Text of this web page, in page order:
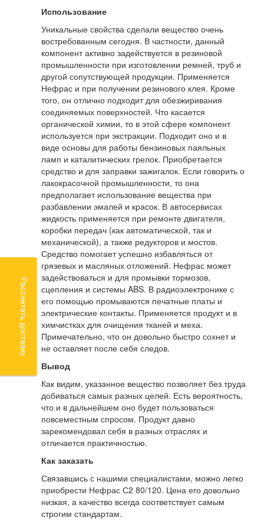
Использование
Уникальные свойства сделали вещество очень
востребованным сегодня. В частности, данный
компонент активно задействуется в резиновой
промышленности при изготовлении ремней, труб и
другой сопутствующей продукции. Применяется
Нефрас и при получении резинового клея. Кроме
того, он отлично подходит для обезжиривания
соединяемых поверхностей. Что касается
органической химии, то в этой сфере компонент
используется при экстракции. Подходит оно и в
виде основы для работы бензиновых паяльных
ламп и каталитических грелок. Приобретается
средство и для заправки зажигалок. Если говорить о
лакокрасочной промышленности, то она
предполагает использование вещества при
разбавлении эмалей и красок. В автосервисах
жидкость применяется при ремонте двигателя,
коробки передач (как автоматической, так и
механической), а также редукторов и мостов.
Средство помогает успешно избавляться от
грязевых и масляных отложений. Нефрас может
задействоваться и для промывки тормозов,
сцепления и системы ABS. В радиоэлектронике с
его помощью промываются печатные платы и
электрические контакты. Применяется продукт и в
химчистках для очищения тканей и меха.
Примечательно, что он довольно быстро сохнет и
не оставляет после себя следов.
Вывод
Как видим, указанное вещество позволяет без труда
добиваться самых разных целей. Есть вероятность,
что и в дальнейшем оно будет пользоваться
повсеместным спросом. Продукт давно
зарекомендовал себя в разных отраслях и
отличается практичностью.
Как заказать
Связавшись с нашими специалистами, можно легко
приобрести Нефрас С2 80/120. Цена его довольно
низкая, а качество всегда соответствует самым
строгим стандартам.
Рассчитать доставку